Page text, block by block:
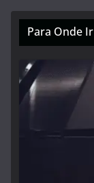
Para Onde Ir